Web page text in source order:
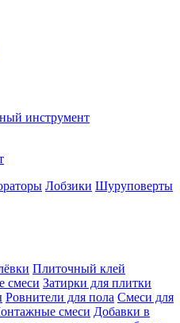
инструмент
Лобзики Шуруповерты
Плиточный клей
смеси Затирки для плитки
Ровнители для пола Смеси для
смеси Добавки в